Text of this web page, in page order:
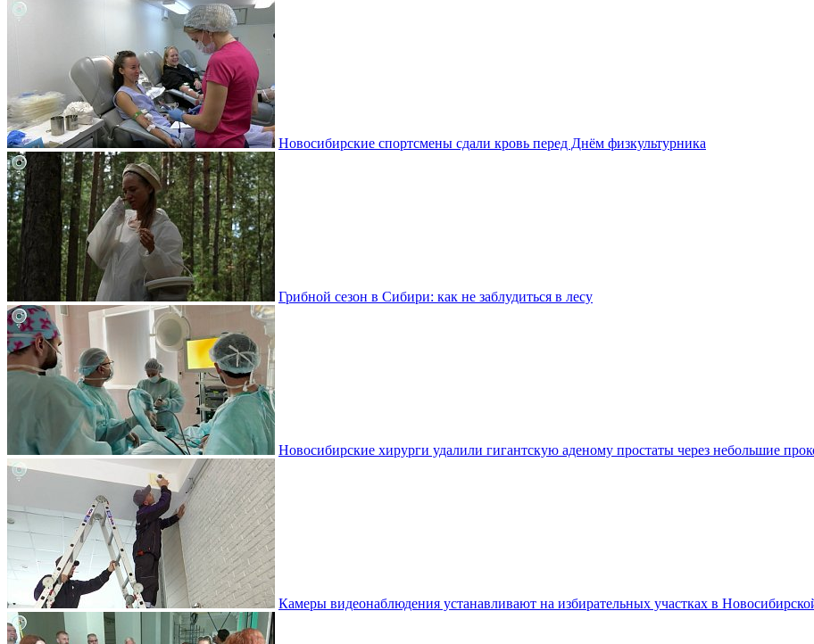
Новосибирские спортсмены сдали кровь перед Днём физкультурника
Грибной сезон в Сибири: как не заблудиться в лесу
Новосибирские хирурги удалили гигантскую аденому простаты через небольшие
Камеры видеонаблюдения устанавливают на избирательных участках в